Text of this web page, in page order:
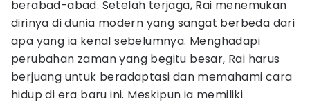
berabad-abad. Setelah terjaga, Rai menemukan
dirinya di dunia modern yang sangat berbeda dari
apa yang ia kenal sebelumnya. Menghadapi
perubahan zaman yang begitu besar, Rai harus
berjuang untuk beradaptasi dan memahami cara
hidup di era baru ini. Meskipun ia memiliki